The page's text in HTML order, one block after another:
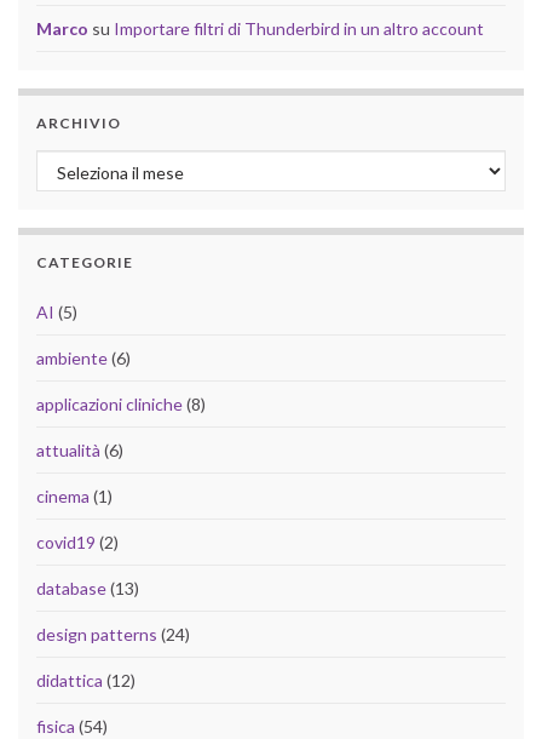
Marco su Importare filtri di Thunderbird in un altro account
ARCHIVIO
Archivio
CATEGORIE
AI (5)
ambiente(6)
applicazioni cliniche(8)
attualità (6)
cinema (1)
covid19 (2)
database(13)
design patterns (24)
didattica (12)
fisica (54)